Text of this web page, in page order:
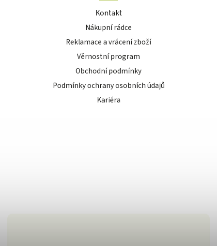
Kontakt
Nákupní rádce
Reklamace a vrácení zboží
Věrnostní program
Obchodní podmínky
Podmínky ochrany osobních údajů
Kariéra